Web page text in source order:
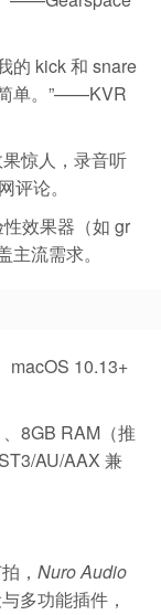
的 kick 和 snare
单。”——KVR
果惊人，录音听
论。
效果器（如 gr
流需求。
macOS 10.13+
8GB RAM（推
AU/AAX 兼
， Nuro Audio
多功能插件，